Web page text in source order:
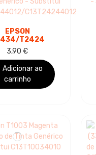
EPSON
T2424
AMARELO
DE TINTA
-
3,90 €
Adicionar ao
carrinho